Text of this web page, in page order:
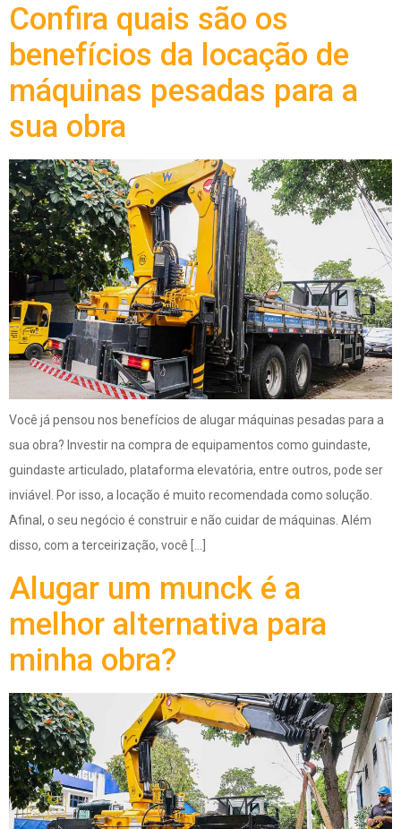
Confira quais são os
benefícios da locação de
máquinas pesadas para a
sua obra
Você já pensou nos benefícios de alugar máquinas pesadas para a
sua obra? Investir na compra de equipamentos como guindaste,
guindaste articulado, plataforma elevatória, entre outros, pode ser
inviável. Por isso, a locação é muito recomendada como solução.
Afinal, o seu negócio é construir e não cuidar de máquinas. Além
disso, com a terceirização, você […]
Alugar um munck é a
melhor alternativa para
minha obra?